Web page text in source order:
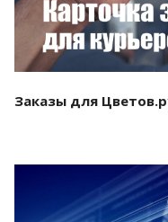
Заказы для